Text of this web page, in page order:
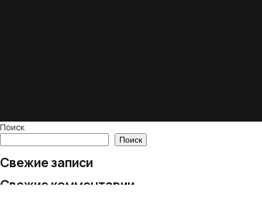
Поиск
Поиск
Свежие записи
Свежие комментарии